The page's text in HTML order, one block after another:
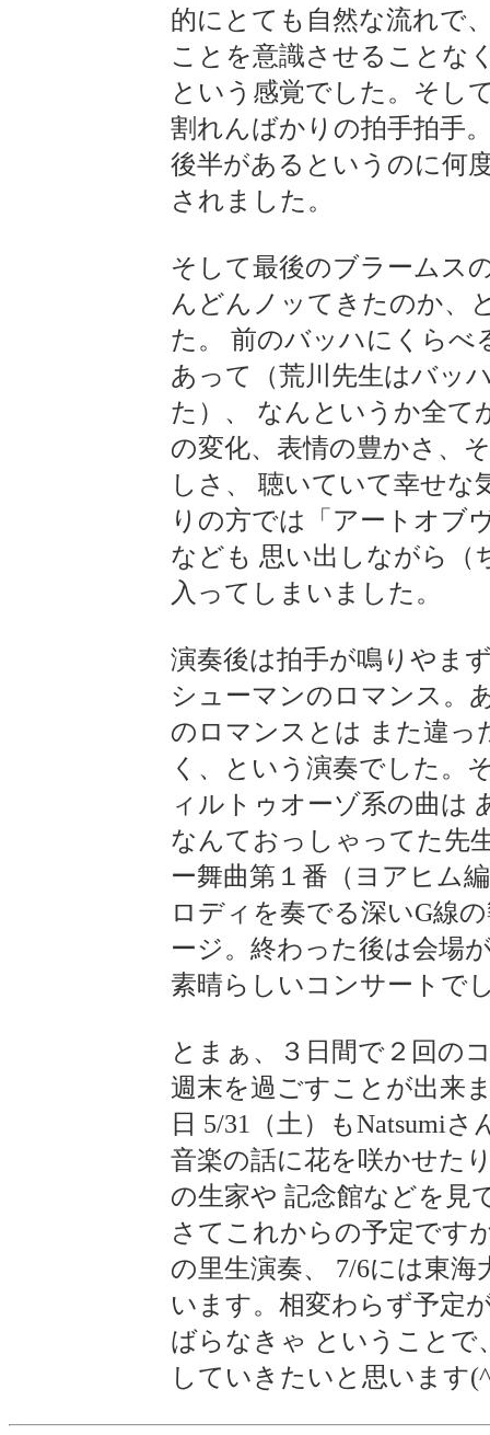
的にとても自然な流れで
ことを意識させることな
という感覚でした。そし
割れんばかりの拍手拍手
後半があるというのに何
されました。
そして最後のブラームス
んどんノッてきたのか、
た。 前のバッハにくらべ
あって（荒川先生はバッ
た）、 なんというか全て
の変化、表情の豊かさ、
しさ、 聴いていて幸せな
りの方では「アートオブ
なども 思い出しながら（
入ってしまいました。
演奏後は拍手が鳴りやま
シューマンのロマンス。
のロマンスとは また違っ
く、という演奏でした。
ィルトゥオーゾ系の曲は
なんておっしゃってた先
ー舞曲第１番（ヨアヒム
ロディを奏でる深いG線
ージ。終わった後は会場
素晴らしいコンサートで
とまぁ、３日間で２回の
週末を過ごすことが出来
日 5/31（土）もNatsumi
音楽の話に花を咲かせた
の生家や 記念館などを見
さてこれからの予定です
の里生演奏、 7/6には東
います。相変わらず予定
ばらなきゃ ということで
していきたいと思います